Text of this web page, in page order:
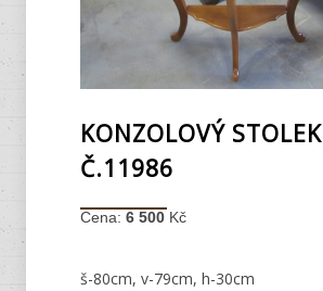
KONZOLOVÝ STOLEK
Č.11986
Cena: 6 500 Kč
š-80cm, v-79cm, h-30cm